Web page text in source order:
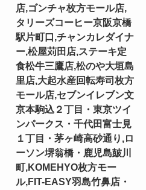
店,ゴンチャ枚方モール店,
タリーズコーヒー京阪京橋
駅片町口,チャンカレダイナ
ー,松屋苅田店,ステーキ定
食松牛三鷹店,松のや大垣島
里店,大起水産回転寿司枚方
モール店,セブンイレブン文
京本駒込２丁目・東京ツイ
ンパークス・千代田富士見
１丁目・茅ヶ崎高砂通り,ロ
ーソン堺翁橋・鹿児島皷川
町,KOMEHYO枚方モー
ル,FIT-EASY羽島竹鼻店・